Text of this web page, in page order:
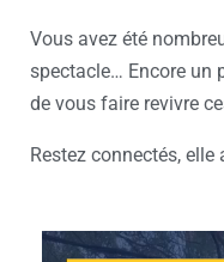
Vous avez été
spectacle… Encore un
de vous faire revivre
Restez connectés, elle